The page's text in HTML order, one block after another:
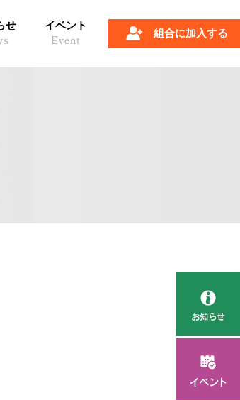
せ イベント
Event 組合に加入する